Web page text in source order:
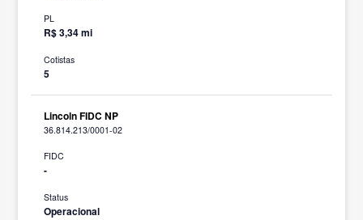
PL
R$ 3,34 mi
Cotistas
5
Lincoln FIDC NP
36.814.213/0001-02
FIDC
-
Status
Operacional